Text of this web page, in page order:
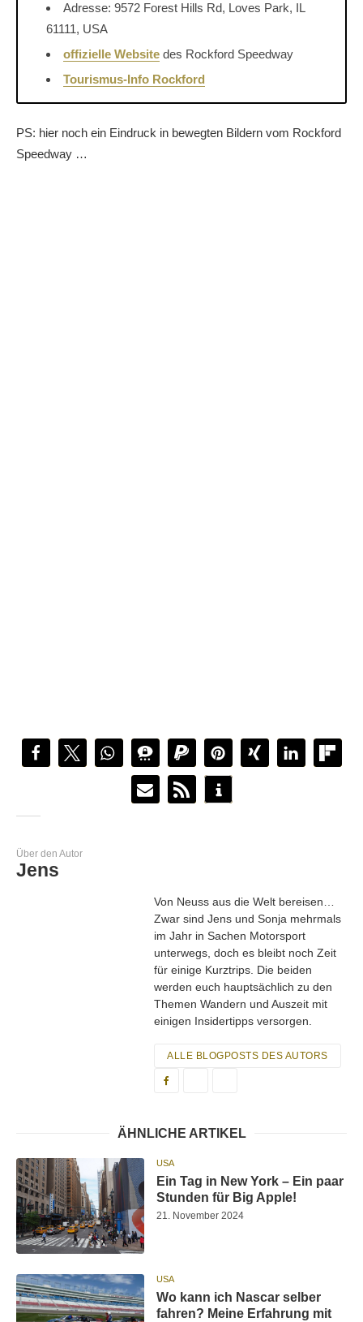
Adresse: 9572 Forest Hills Rd, Loves Park, IL
61111, USA
offizielle Website des Rockford Speedway
Tourismus-Info Rockford
PS: hier noch ein Eindruck in bewegten Bildern vom Rockford
Speedway …
Über den Autor
Jens
Von Neuss aus die Welt bereisen…
Zwar sind Jens und Sonja mehrmals
im Jahr in Sachen Motorsport
unterwegs, doch es bleibt noch Zeit
für einige Kurztrips. Die beiden
werden euch hauptsächlich zu den
Themen Wandern und Auszeit mit
einigen Insidertipps versorgen.
ALLE BLOGPOSTS DES AUTORS
ÄHNLICHE ARTIKEL
USA
Ein Tag in New York – Ein paar
Stunden für Big Apple!
21. November 2024
USA
Wo kann ich Nascar selber
fahren? Meine Erfahrung mit